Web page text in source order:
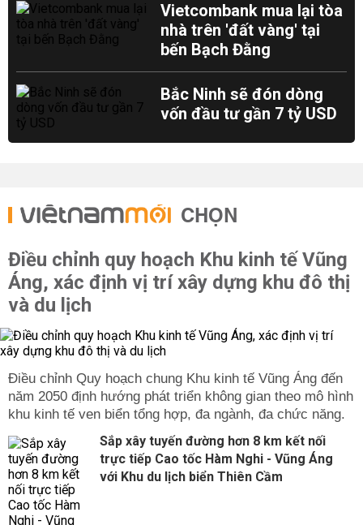
Vietcombank mua lại tòa
nhà trên 'đất vàng' tại
bến Bạch Đằng
Bắc Ninh sẽ đón dòng
vốn đầu tư gần 7 tỷ USD
CHỌN
Điều chỉnh quy hoạch Khu kinh tế Vũng
Áng, xác định vị trí xây dựng khu đô thị
và du lịch
Điều chỉnh Quy hoạch chung Khu kinh tế Vũng Áng đến
năm 2050 định hướng phát triển không gian theo mô hình
khu kinh tế ven biển tổng hợp, đa ngành, đa chức năng.
Sắp xây tuyến đường hơn 8 km kết nối
trực tiếp Cao tốc Hàm Nghi - Vũng Áng
với Khu du lịch biển Thiên Cầm